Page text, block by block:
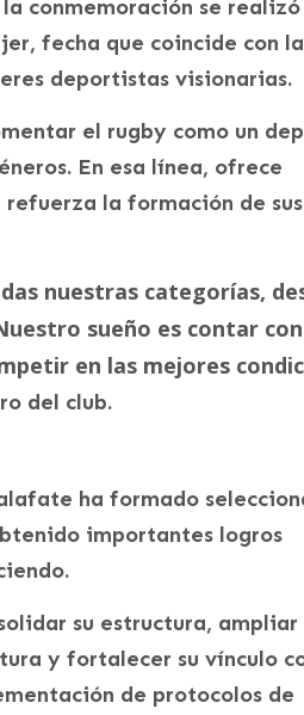
conmemoración se
fecha que coincide con la
deportistas visionarias.
el rugby como un
En esa línea, ofrece
la formación de sus
nuestras categorías,
sueño es contar
en las mejores
del club.
ha formado
importantes logros
su estructura, ampliar
y fortalecer su vínculo
de protocolos de